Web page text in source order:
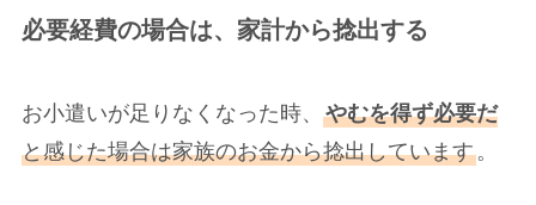
必要経費の場合は、家計から捻出する
お小遣いが足りなくなった時、 やむを得ず必要だ
と感じた場合は家族のお金から捻出しています。